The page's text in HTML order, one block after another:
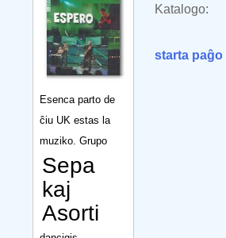
Esenca parto de
ĉiu UK estas la
muziko. Grupo
Sepa
kaj
Asorti
Katalogo:
starta paĝo